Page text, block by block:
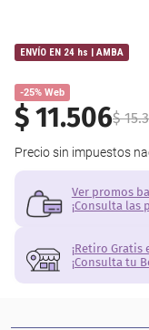
ENVÍO EN 24 hs | AMBA
-25% Web
$11.506$ 15.
Precio sin impuestos
Ver promos
¡Consulta las
¡Retiro Gratis
¡Consulta tu